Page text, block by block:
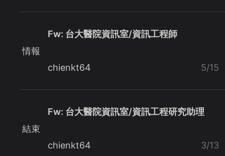
情報
Fw: 台大醫院資訊室/資訊工程師
chienkt64 5/15
結束
Fw: 台大醫院資訊室/資訊工程研究助理
chienkt64 3/13